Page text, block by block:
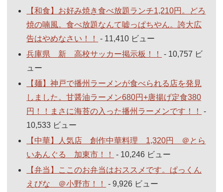
【和食】お好み焼き食べ放題ランチ1,210円。どろ
焼の喃風。食べ放題なんて嘘っぱちやん。誇大広
告はやめなさい！！
- 11,410 ビュー
兵庫県 新 高校サッカー掲示板！！
- 10,757 ビ
ュー
【麺】神戸で播州ラーメンが食べられる店を発見
しました。甘醤油ラーメン680円+唐揚げ定食380
円！！まさに海苔の入った播州ラーメンです！！
-
10,533 ビュー
【中華】人気店 創作中華料理 1,320円 ＠とら
いあんぐる 加東市！！
- 10,246 ビュー
【弁当】ここのお弁当はおススメです。ぱっくん
えびな ＠小野市！！
- 9,926 ビュー